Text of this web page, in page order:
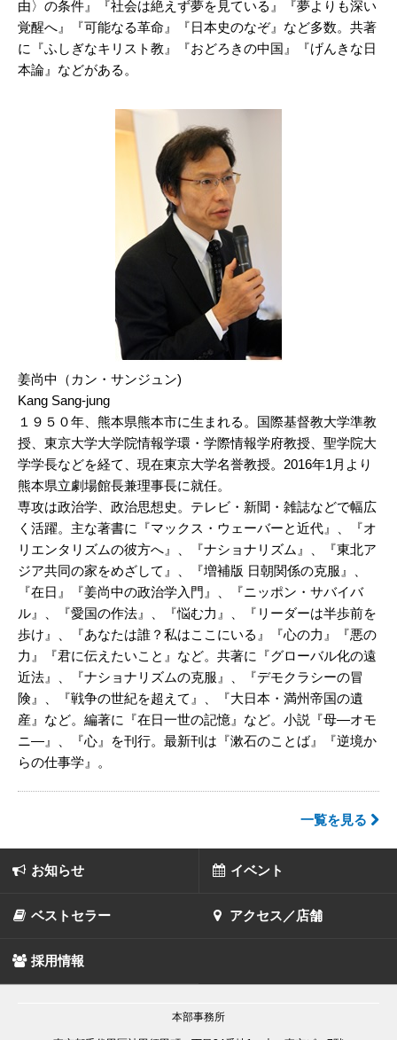
由〉の条件』『社会は絶えず夢を見ている』『夢よりも深い
覚醒へ』『可能なる革命』『日本史のなぞ』など多数。共著
に『ふしぎなキリスト教』『おどろきの中国』『げんきな日
本論』などがある。
姜尚中（カン・サンジュン)
Kang Sang-jung
１９５０年、熊本県熊本市に生まれる。国際基督教大学準教
授、東京大学大学院情報学環・学際情報学府教授、聖学院大
学学長などを経て、現在東京大学名誉教授。2016年1月より
熊本県立劇場館長兼理事長に就任。
専攻は政治学、政治思想史。テレビ・新聞・雑誌などで幅広
く活躍。主な著書に『マックス・ウェーバーと近代』、『オ
リエンタリズムの彼方へ』、『ナショナリズム』、『東北ア
ジア共同の家をめざして』、『増補版 日朝関係の克服』、
『在日』『姜尚中の政治学入門』、『ニッポン・サバイバ
ル』、『愛国の作法』、『悩む力』、『リーダーは半歩前を
歩け』、『あなたは誰？私はここにいる』『心の力』『悪の
力』『君に伝えたいこと』など。共著に『グローバル化の遠
近法』、『ナショナリズムの克服』、『デモクラシーの冒
険』、『戦争の世紀を超えて』、『大日本・満州帝国の遺
産』など。編著に『在日一世の記憶』など。小説『母―オモ
ニ―』、『心』を刊行。最新刊は『漱石のことば』『逆境か
らの仕事学』。
一覧を見る
お知らせ イベント
ベストセラー アクセス／店舗
採用情報
本部事務所